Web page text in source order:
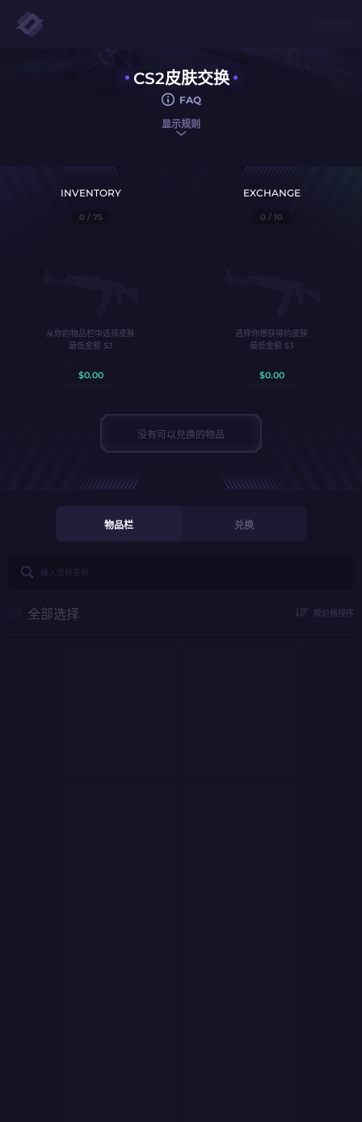
CS2皮肤交换
FAQ
显示规则
0 / 75
INVENTORY
从你的物品栏中选择皮肤
最低金额 $3
$0.00
没有可以兑换的物品
0 / 10
EXCHANGE
选择你想获得的皮肤
最低金额 $3
$0.00
物品栏 兑换
全部选择 按价格排序